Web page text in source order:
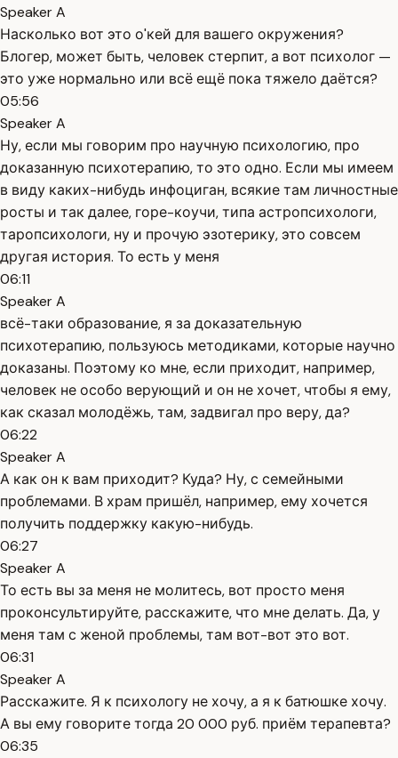
Speaker A
Насколько вот это о'кей для вашего окружения?
Блогер, может быть, человек стерпит, а вот психолог —
это уже нормально или всё ещё пока тяжело даётся?
05:56
Speaker A
Ну, если мы говорим про научную психологию, про
доказанную психотерапию, то это одно. Если мы имеем
в виду каких-нибудь инфоциган, всякие там личностные
росты и так далее, горе-коучи, типа астропсихологи,
таропсихологи, ну и прочую эзотерику, это совсем
другая история. То есть у меня
06:11
Speaker A
всё-таки образование, я за доказательную
психотерапию, пользуюсь методиками, которые научно
доказаны. Поэтому ко мне, если приходит, например,
человек не особо верующий и он не хочет, чтобы я ему,
как сказал молодёжь, там, задвигал про веру, да?
06:22
Speaker A
А как он к вам приходит? Куда? Ну, с семейными
проблемами. В храм пришёл, например, ему хочется
получить поддержку какую-нибудь.
06:27
Speaker A
То есть вы за меня не молитесь, вот просто меня
проконсультируйте, расскажите, что мне делать. Да, у
меня там с женой проблемы, там вот-вот это вот.
06:31
Speaker A
Расскажите. Я к психологу не хочу, а я к батюшке хочу.
А вы ему говорите тогда 20 000 руб. приём терапевта?
06:35